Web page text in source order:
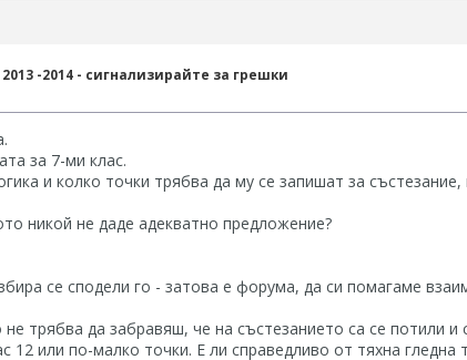
-2014 - сигнализирайте за грешки
за 7-ми клас.
и колко точки трябва да му се запишат за състезание,
никой не даде адекватно предложение?
се сподели го - затова е форума, да си помагаме
трябва да забравяш, че на състезанието са се потили и
12 или по-малко точки. Е ли справедливо от тяхна гледна